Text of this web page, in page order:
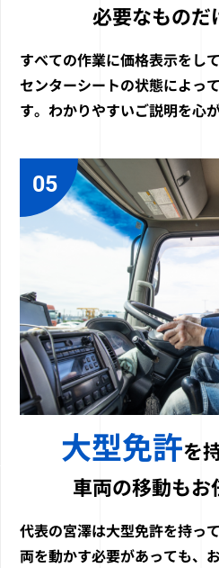
必要なものだ
すべての作業に価格表示をし
センターシートの状態によっ
す。わかりやすいご説明を心
05
大型免許を
車両の移動もお
代表の宮澤は大型免許を持っ
両を動かす必要があっても、